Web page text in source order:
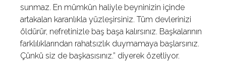
sunmaz. En mümkün haliyle beyninizin içinde
artakalan karanlıkla yüzleşirsiniz. Tüm devlerinizi
öldürür, nefretinizle baş başa kalırsınız. Başkalarının
farklılıklarından rahatsızlık duymamaya başlarsınız.
Çünkü siz de başkasısınız.” diyerek özetliyor.